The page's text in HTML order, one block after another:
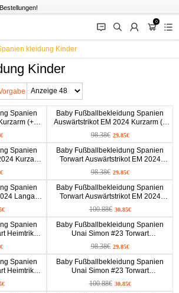
󰂱 󰂨 󰃳
0
󰃦 󰃖
kleidung Kinder
Kinder
Spanien
(+
Baby Fußballbekleidung Spanien
Auswärtstrikot EM 2024 Kurzarm (+
kurze hosen)
98.38€ 29.85€
Spanien
Kurzarm
Baby Fußballbekleidung Spanien
Torwart Auswärtstrikot EM 2024
Kurzarm (+ kurze hosen)
98.38€ 29.85€
Spanien
Langarm
Baby Fußballbekleidung Spanien
Torwart Auswärtstrikot EM 2024
Langarm (+ kurze hosen)
100.88€ 30.85€
Spanien
Heimtrikot
hosen)
Baby Fußballbekleidung Spanien
Unai Simon #23 Torwart
Auswärtstrikot EM 2024 Kurzarm (+
kurze hosen)
98.38€ 29.85€
Spanien
Heimtrikot
hosen)
Baby Fußballbekleidung Spanien
Unai Simon #23 Torwart
Auswärtstrikot EM 2024 Langarm (+
kurze hosen)
100.88€ 30.85€